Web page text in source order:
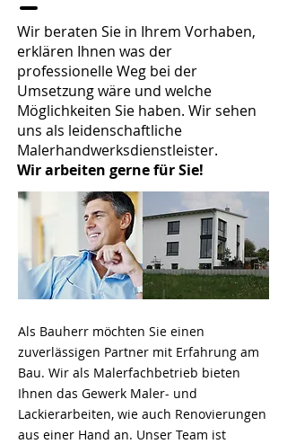
Wir beraten Sie in Ihrem Vorhaben,
erklären Ihnen was der
professionelle Weg bei der
Umsetzung wäre und welche
Möglichkeiten Sie haben. Wir sehen
uns als leidenschaftliche
Malerhandwerksdienstleister.
Wir arbeiten gerne für Sie!
Als Bauherr möchten Sie einen
zuverlässigen Partner mit Erfahrung am
Bau. Wir als Malerfachbetrieb bieten
Ihnen das Gewerk Maler- und
Lackierarbeiten, wie auch Renovierungen
aus einer Hand an. Unser Team ist